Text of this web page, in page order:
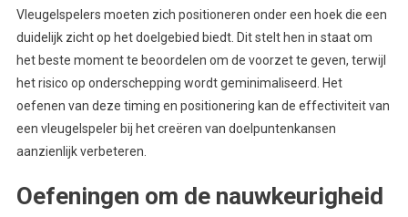
Vleugelspelers moeten zich positioneren onder een hoek die een
duidelijk zicht op het doelgebied biedt. Dit stelt hen in staat om
het beste moment te beoordelen om de voorzet te geven, terwijl
het risico op onderschepping wordt geminimaliseerd. Het
oefenen van deze timing en positionering kan de effectiviteit van
een vleugelspeler bij het creëren van doelpuntenkansen
aanzienlijk verbeteren.
Oefeningen om de nauwkeurigheid